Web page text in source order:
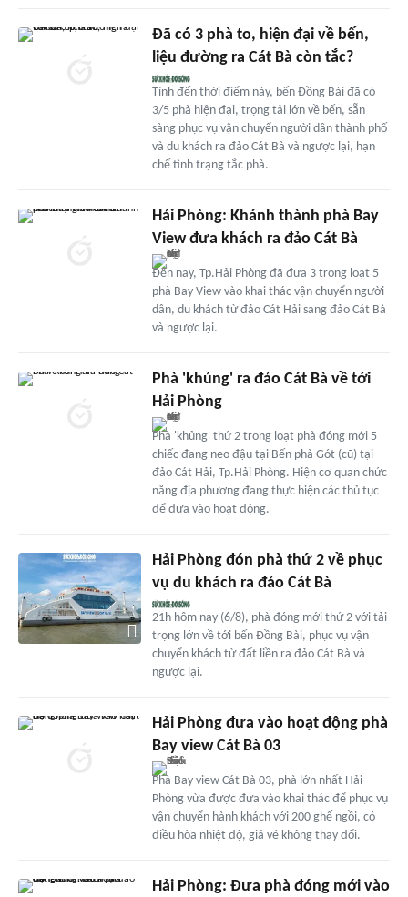
Đã có 3 phà to, hiện đại về bến,
liệu đường ra Cát Bà còn tắc?
Tính đến thời điểm này, bến Đồng Bài đã có
3/5 phà hiện đại, trọng tải lớn về bến, sẵn
sàng phục vụ vận chuyển người dân thành phố
và du khách ra đảo Cát Bà và ngược lại, hạn
chế tình trạng tắc phà.
Hải Phòng: Khánh thành phà Bay
View đưa khách ra đảo Cát Bà
Đến nay, Tp.Hải Phòng đã đưa 3 trong loạt 5
phà Bay View vào khai thác vận chuyển người
dân, du khách từ đảo Cát Hải sang đảo Cát Bà
và ngược lại.
Phà 'khủng' ra đảo Cát Bà về tới
Hải Phòng
Phà 'khủng' thứ 2 trong loạt phà đóng mới 5
chiếc đang neo đậu tại Bến phà Gót (cũ) tại
đảo Cát Hải, Tp.Hải Phòng. Hiện cơ quan chức
năng địa phương đang thực hiện các thủ tục
để đưa vào hoạt động.
Hải Phòng đón phà thứ 2 về phục
vụ du khách ra đảo Cát Bà
21h hôm nay (6/8), phà đóng mới thứ 2 với tải
trọng lớn về tới bến Đồng Bài, phục vụ vận
chuyển khách từ đất liền ra đảo Cát Bà và
ngược lại.
Hải Phòng đưa vào hoạt động phà
Bay view Cát Bà 03
Phà Bay view Cát Bà 03, phà lớn nhất Hải
Phòng vừa được đưa vào khai thác để phục vụ
vận chuyển hành khách với 200 ghế ngồi, có
điều hòa nhiệt độ, giá vé không thay đổi.
Hải Phòng: Đưa phà đóng mới vào